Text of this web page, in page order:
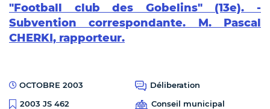
"Football club des Gobelins" (13e). -
Subvention correspondante. M. Pascal
CHERKI, rapporteur.
OCTOBRE 2003
Déliberation
2003 JS 462
Conseil municipal